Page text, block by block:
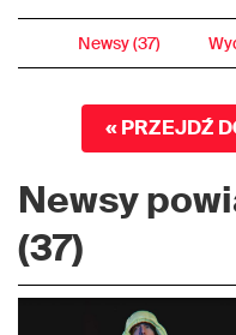
Newsy (37)
« PRZEJDŹ
Newsy
(37)